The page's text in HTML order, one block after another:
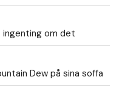
ingenting om det
Dew på sina soffa